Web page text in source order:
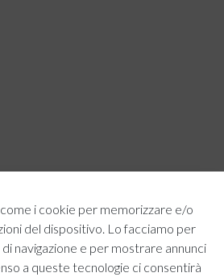
i cookie per memorizzare e/o
del dispositivo. Lo facciamo per
navigazione e per mostrare annunci
a queste tecnologie ci consentirà